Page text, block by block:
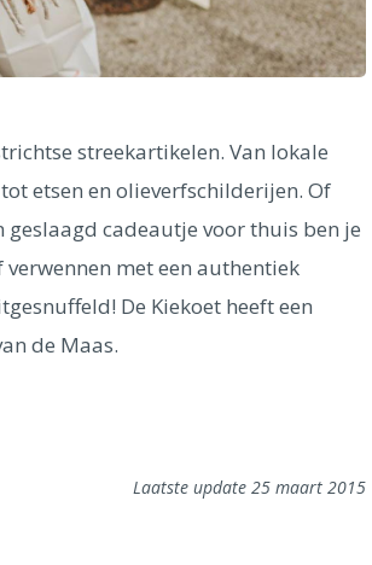
streekartikelen. Van lokale
etsen en olieverfschilderijen. Of
geslaagd cadeautje voor thuis ben je
met een authentiek
De Kiekoet heeft een
de Maas.
Laatste update 25 maart 2015